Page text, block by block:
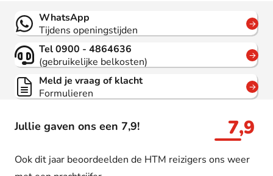
Jullie gaven ons een 7,9! 7,9
Ook dit jaar beoordeelden de HTM reizigers ons weer
Contact
WhatsApp
Tijdens openingstijden
Tel 0900 - 4864636
(gebruikelijke belkosten)
Meld je vraag of klacht
Formulieren